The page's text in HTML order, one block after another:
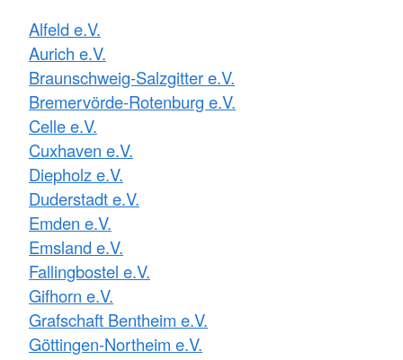
Alfeld e.V.
Aurich e.V.
Braunschweig-Salzgitter e.V.
Bremervörde-Rotenburg e.V.
Celle e.V.
Cuxhaven e.V.
Diepholz e.V.
Duderstadt e.V.
Emden e.V.
Emsland e.V.
Fallingbostel e.V.
Gifhorn e.V.
Grafschaft Bentheim e.V.
Göttingen-Northeim e.V.